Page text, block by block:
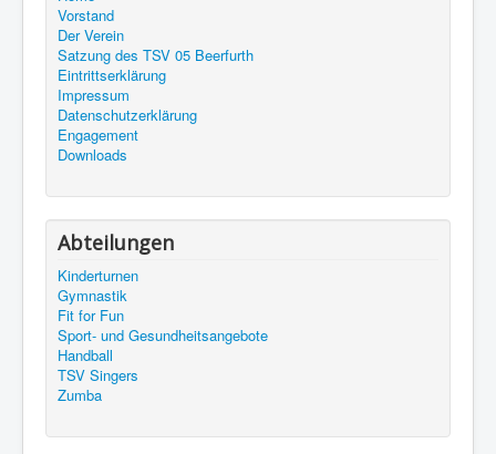
Vorstand
Der Verein
Satzung des TSV 05 Beerfurth
Eintrittserklärung
Impressum
Datenschutzerklärung
Engagement
Downloads
Abteilungen
Kinderturnen
Gymnastik
Fit for Fun
Sport- und Gesundheitsangebote
Handball
TSV Singers
Zumba